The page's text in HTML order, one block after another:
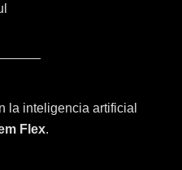
la inteligencia artificial
Flex.